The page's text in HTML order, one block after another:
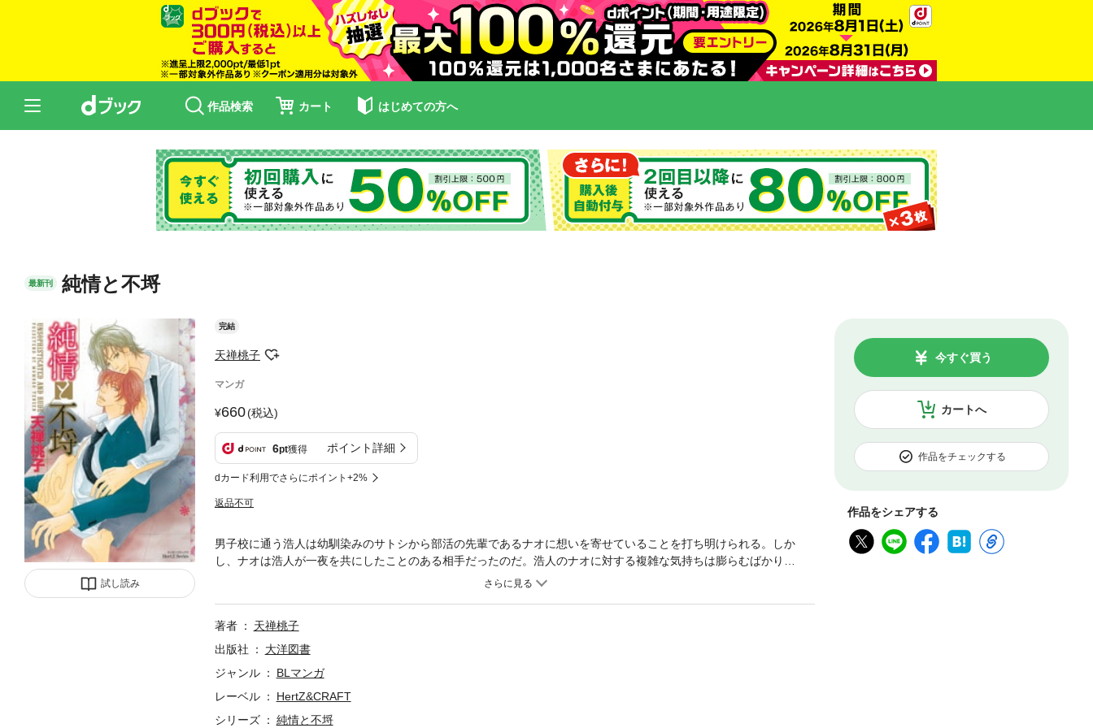
作品検索 カート はじめての方へ
最新刊 純情と不埒
試し読み
完結
天禅桃子
マンガ
660(税込)
6pt獲得 ポイント詳細
dカード利用でさらにポイント+2%
返品不可
カートへ
今すぐ買う
作品をチェックする
作品をシェアする
男子校に通う浩人は幼馴染みのサトシから部活の先輩であるナオに想いを寄せていることを打ち明けられる。しか
し、ナオは浩人が一夜を共にしたことのある相手だったのだ。浩人のナオに対する複雑な気持ちは膨らむばかり
著者
天禅桃子
出版社
大洋図書
ジャンル
BLマンガ
レーベル
HertZ&CRAFT
シリーズ
純情と不埒